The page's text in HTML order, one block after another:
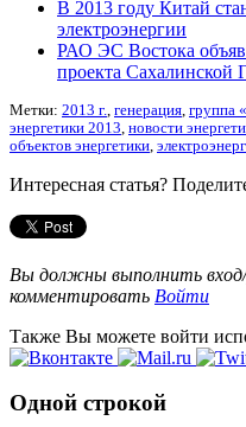
В 2013 году Китай
электроэнергии
РАО ЭС Востока
проекта Сахалинской
Метки: 2013 г. генерация группа
энергетики 2013 новости
объектов энергетики
Интересная статья?
Вы должны выполнить
комментировать Войти
Также Вы можете войти
Одной строкой